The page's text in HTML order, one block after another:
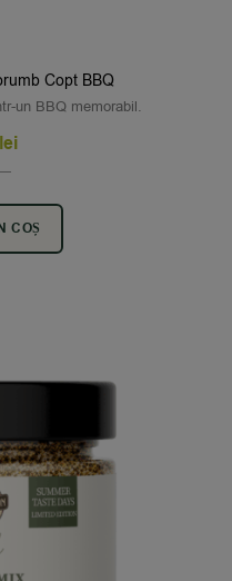
Copt BBQ
un BBQ memorabil.
lei
COȘ